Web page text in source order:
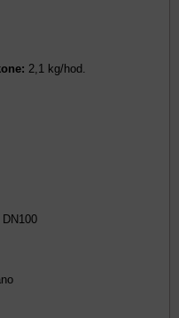
2,1 kg/hod.